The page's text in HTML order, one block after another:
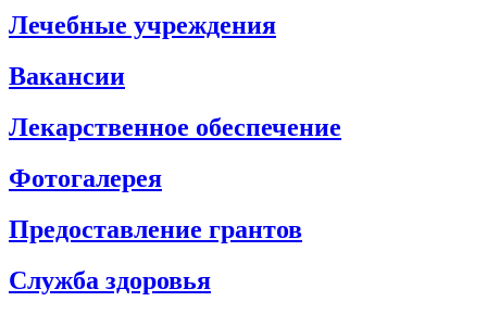
Лечебные учреждения
Вакансии
Лекарственное обеспечение
Фотогалерея
Предоставление грантов
Служба здоровья